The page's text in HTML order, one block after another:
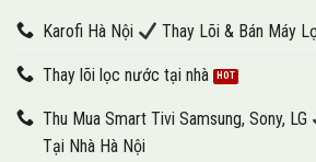
Karofi Hà Nội Thay Lõi & Bán Máy
Thay lõi lọc nước tại nhà
Thu Mua Smart Tivi Samsung, Sony, LG
Tại Nhà Hà Nội